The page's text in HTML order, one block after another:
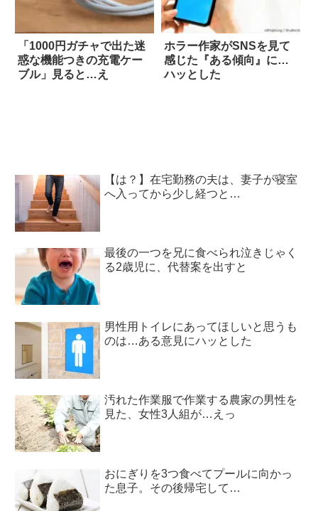
「1000円ガチャで出た迷
惑な機能つきの充電ケー
ブル」見ると…え
ホラー作家がSNSを見て
感じた『ある傾向』に…
ハッとした
【は？】在宅勤務の夫は、妻子が寝室
へ入ってから少し経つと…
最後の一つを兄に食べられ泣きじゃく
る2歳児に、代替案を出すと
男性用トイレにあってほしいと思うも
のは…ある意見にハッとした
汚れた作業服で作業する農家の男性を
見た、女性3人組が…えっ
おにぎりを3つ食べてプールに向かっ
た息子。その後帰宅して…